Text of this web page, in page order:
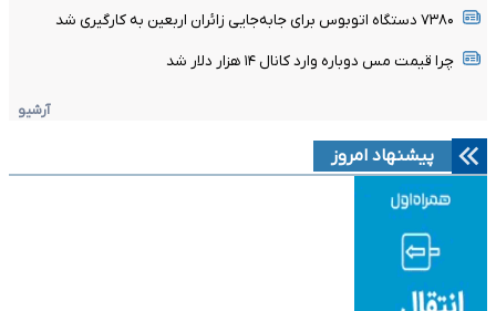
۷۳۸۰ دستگاه اتوبوس برای جابه‌جایی زائران اربعین به‌ کارگیری شد
چرا قیمت مس دوباره وارد کانال ۱۴ هزار دلار شد
آرشیو
پیشنهاد امروز